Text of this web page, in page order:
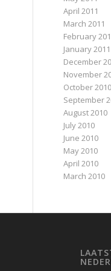
April 2011
March 2011
February
January 2011
December
November
October 2010
September
August 2010
July 2010
June 2010
May 2010
April 2010
March 2010